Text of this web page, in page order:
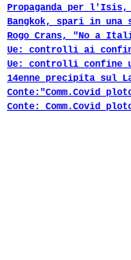
Propaganda per l'Isis,
Bangkok, spari in
Rogo Crans, "No a
Ue: controlli ai
Ue: controlli confine
14enne precipita sul
Conte:"Comm.Covid
Conte: Comm.Covid